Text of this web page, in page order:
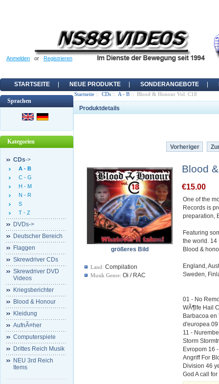
Anmelden or Registrieren
STARTSEITE NEUE PRODUKTE SONDERANGEBOTE
Sprachen
Kategorien
CDs->
A - B
C - G
H - M
N - R
S
T - Z
DVDs->
Deutscher Bereich
Flaggen
Skrewdriver CDs
Skrewdriver DVD
Videos
Kriegsberichter
Blood & Honour
Kleidung
AufnÃ¤her
Computerspiele
Drittes Reich Musik
NEU 3rd Reich
Items
Startseite :: CDs :: A - B :: Blood & Honour Vol. C18
Produktdetails
Vorheriger
größeres Bild
Land: Compilation
Musik Genre: Oi / RAC
Blood
€15.00
One of the
Records is
preparation,
Featuring
the world. 14
Blood &
England,
Sweden,
01 - No
WÃ¶lfe Hail
Barbacoa
d'europea
11 -
Storm
Evropom 16
Angriff For
Division 46
God A call